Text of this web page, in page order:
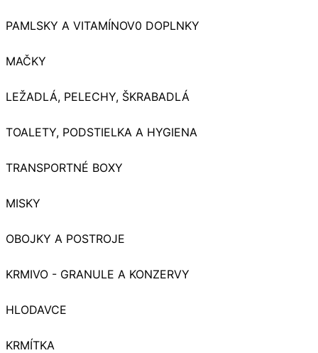
PAMLSKY A VITAMÍNOV0 DOPLNKY
MAČKY
LEŽADLÁ, PELECHY, ŠKRABADLÁ
TOALETY, PODSTIELKA A HYGIENA
TRANSPORTNÉ BOXY
MISKY
OBOJKY A POSTROJE
KRMIVO - GRANULE A KONZERVY
HLODAVCE
KRMÍTKA